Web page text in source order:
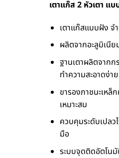
เตาแก๊ส 2 หัวเตา แ
เตาแก๊สแบบฝัง จ
ผลิตจากอะลูมิเนี
ฐานเตาผลิตจาก
ทำความสะอาดง่าย
ขารองภาชนะเหล็
เหมาะสม
ควบคุมระดับเปล
มือ
ระบบจุดติดอัตโน